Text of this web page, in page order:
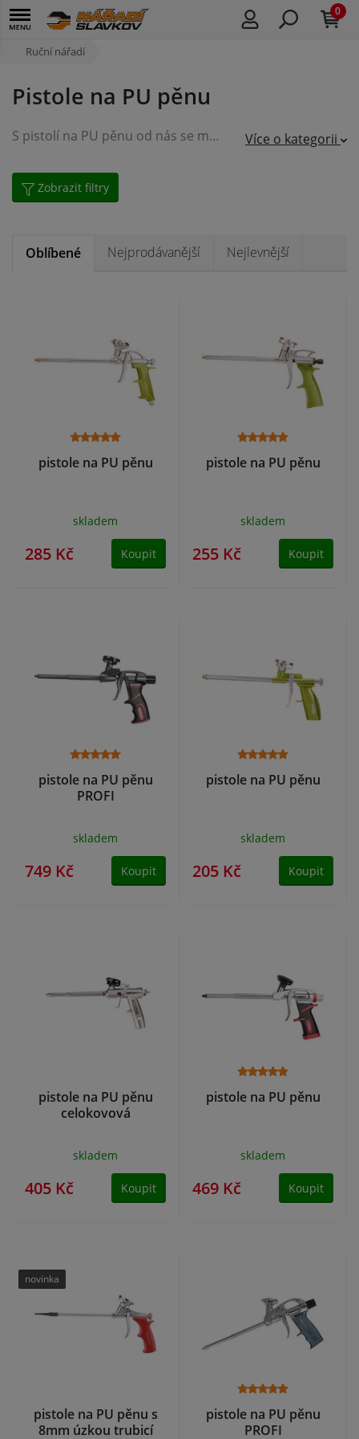
0
Ruční nářadí
Pistole na PU pěnu
S pistolí na PU pěnu od nás se můžete pustit odvážně i do těch nejnáročnějších aplikací Více o kategorii
Zobrazit filtry
Oblíbené Nejprodávanější Nejlevnější
pistole na PU pěnu
skladem
285 Kč Koupit
pistole na PU pěnu
skladem
255 Kč Koupit
pistole na PU pěnu
PROFI
skladem
749 Kč Koupit
pistole na PU pěnu
skladem
205 Kč Koupit
pistole na PU pěnu
celokovová
skladem
405 Kč Koupit
pistole na PU pěnu
skladem
469 Kč Koupit
pistole na PU pěnu s
8mm úzkou trubicí
novinka
pistole na PU pěnu
PROFI